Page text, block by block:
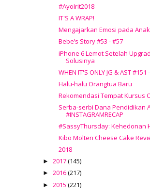
#AyoIrit2018
IT'S A WRAP!
Mengajarkan Emosi pada Anak
Bebe’s Story #53 - #57
iPhone 6 Lemot Setelah
Solusinya
WHEN IT'S ONLY JG & AST #151
Halu-halu Orangtua Baru
Rekomendasi Tempat Kursus
Serba-serbi Dana Pendidikan
#INSTAGRAMRECAP
#SassyThursday: Kehedonan
Kibo Molten Cheese Cake
2018
►2017(145)
►2016(217)
►2015(221)